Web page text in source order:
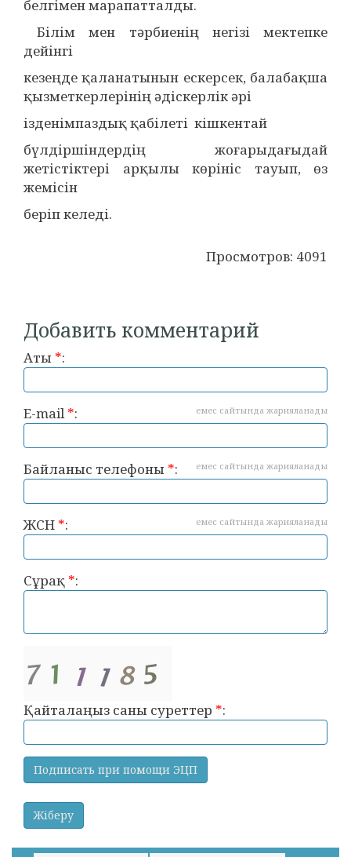
белгімен марапатталды.
Білім мен тәрбиенің негізі мектепке
дейінгі
кезеңде қаланатынын ескерсек, балабақша
қызметкерлерінің әдіскерлік әрі
ізденімпаздық қабілеті кішкентай
бүлдіршіндердің жоғарыдағыдай
жетістіктері арқылы көрініс тауып, өз
жемісін
беріп келеді.
Просмотров: 4091
Добавить комментарий
Аты *:
E-mail*: емес сайтында жарияланады
Байланыс телефоны *: емес сайтында жарияланады
ЖСН *: емес сайтында жарияланады
Сұрақ *:
Қайталаңыз саны суреттер *: